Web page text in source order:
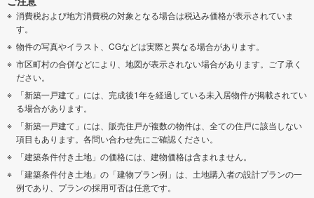
消費税および地方消費税の対象となる場合は税込み価格が表示されていま
す。
物件の写真やイラスト、CGなどは実際と異なる場合があります。
市区町村の合併などにより、地図が表示されない場合があります。ご了承く
ださい。
「新築一戸建て」には、完成後1年を経過している未入居物件が掲載されてい
る場合があります。
「新築一戸建て」には、販売住戸が複数の物件は、全ての住戸に該当しない
項目もあります。各問い合わせ先にご確認ください。
「建築条件付き土地」の価格には、建物価格は含まれません。
「建築条件付き土地」の「建物プラン例」は、土地購入者の設計プランの一
例であり、プランの採用可否は任意です。